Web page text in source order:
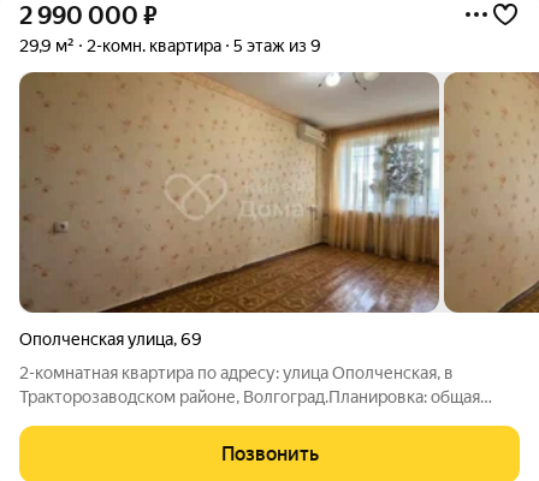
2 990 000 ₽
29,9 м² 2-комн. квартира 5 этаж из 9
Ополченская улица,69
2-комнатная квартира по адресу: улица Ополченская, в
Тракторозаводском районе, Волгоград.Планировка: общая
9.3 метровВ квартире установлены качественные
пластиковые окна с двухкамерным
Позвонить